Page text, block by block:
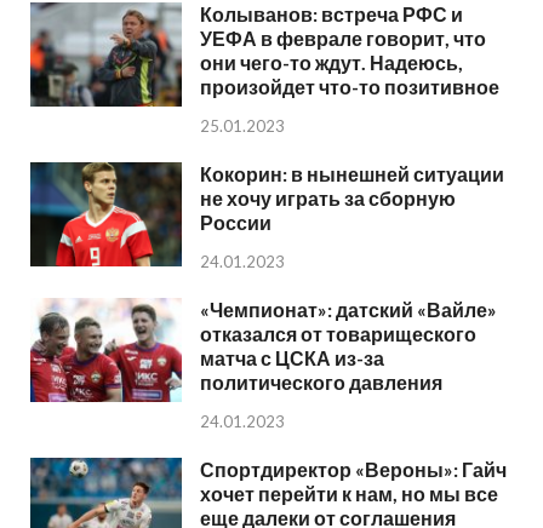
Колыванов: встреча РФС и
УЕФА в феврале говорит, что
они чего-то ждут. Надеюсь,
произойдет что-то позитивное
25.01.2023
Кокорин: в нынешней ситуации
не хочу играть за сборную
России
24.01.2023
«Чемпионат»: датский «Вайле»
отказался от товарищеского
матча с ЦСКА из-за
политического давления
24.01.2023
Спортдиректор «Вероны»: Гайч
хочет перейти к нам, но мы все
еще далеки от соглашения